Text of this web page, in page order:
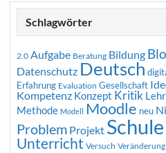
Schlagwörter
2.0 Aufgabe Beratung Bildung
Datenschutz Deutsch
Erfahrung Evaluation Gesellschaft
Kompetenz Konzept Kritik
Methode Modell Moodle neu
Problem Projekt Schule
Unterricht Versuch Veränderung